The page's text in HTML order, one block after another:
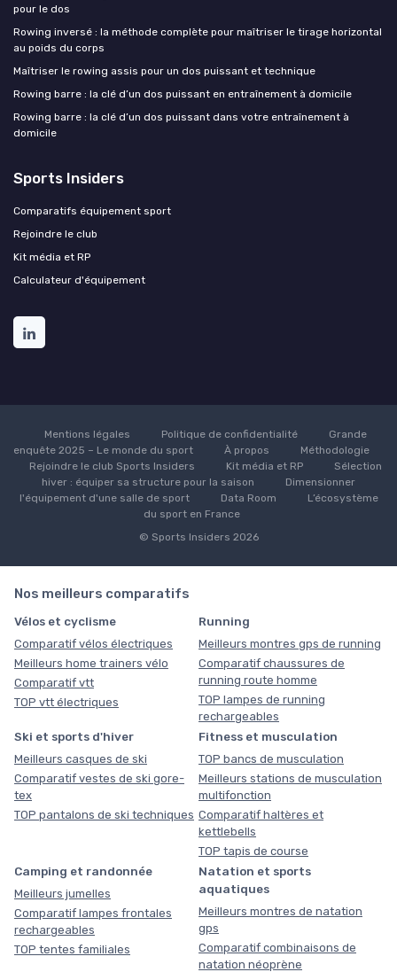
pour le dos
Rowing inversé : la méthode complète pour maîtriser le tirage horizontal
au poids du corps
Maîtriser le rowing assis pour un dos puissant et technique
Rowing barre : la clé d’un dos puissant en entraînement à domicile
Rowing barre : la clé d’un dos puissant dans votre entraînement à
domicile
Sports Insiders
Comparatifs équipement sport
Rejoindre le club
Kit média et RP
Calculateur d'équipement
Mentions légales Politique de confidentialité
Grande
enquête 2025 – Le monde du sport
À propos
Méthodologie
Rejoindre le club Sports Insiders
Kit média et RP
Sélection
hiver : équiper sa structure pour la saison
Dimensionner
l'équipement d'une salle de sport
Data Room
L’écosystème
du sport en France
© Sports Insiders 2026
Nos meilleurs comparatifs
Vélos et cyclisme
Comparatif vélos électriques
Meilleurs home trainers vélo
Comparatif vtt
TOP vtt électriques
Running
Meilleurs montres gps de running
Comparatif chaussures de
running route homme
TOP lampes de running
rechargeables
Ski et sports d'hiver
Meilleurs casques de ski
Comparatif vestes de ski gore-
tex
TOP pantalons de ski techniques
Fitness et musculation
TOP bancs de musculation
Meilleurs stations de musculation
multifonction
Comparatif haltères et
kettlebells
TOP tapis de course
Camping et randonnée
Meilleurs jumelles
Comparatif lampes frontales
rechargeables
TOP tentes familiales
Natation et sports
aquatiques
Meilleurs montres de natation
gps
Comparatif combinaisons de
natation néoprène